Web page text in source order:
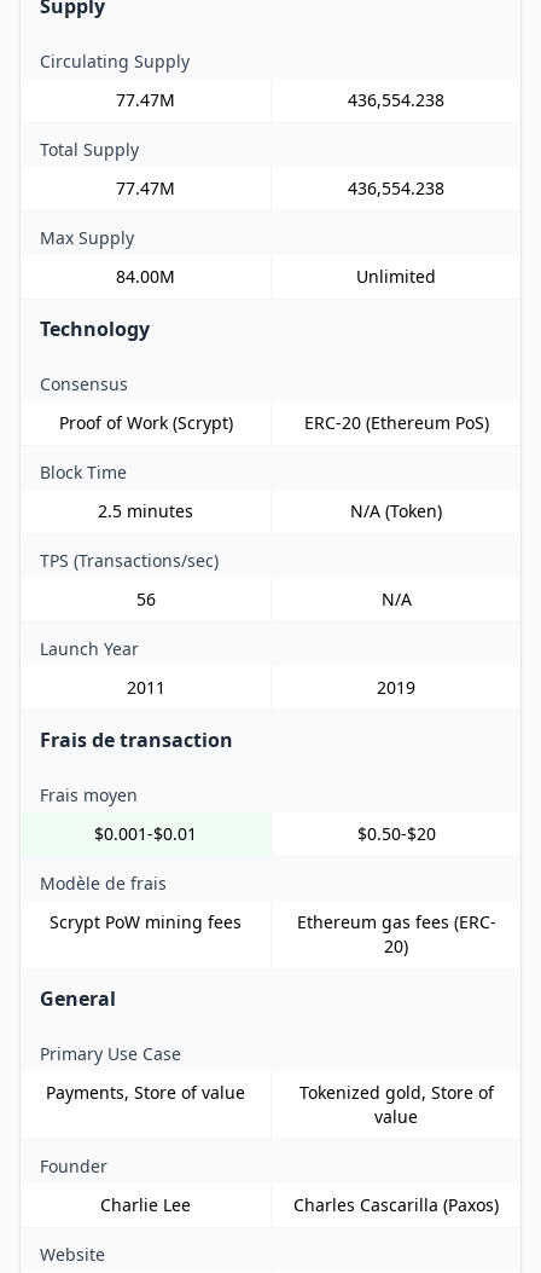
Supply
Circulating Supply
77.47M
436,554.238
Total Supply
77.47M
436,554.238
Max Supply
84.00M
Unlimited
Technology
Consensus
Proof of Work (Scrypt)
ERC-20 (Ethereum PoS)
Block Time
2.5 minutes
N/A (Token)
TPS (Transactions/sec)
56
N/A
Launch Year
2011
2019
Frais de transaction
Frais moyen
$0.001-$0.01
$0.50-$20
Modèle de frais
Scrypt PoW mining fees
Ethereum gas fees (ERC-
20)
General
Primary Use Case
Payments, Store of value
Tokenized gold, Store of
value
Founder
Charlie Lee
Charles Cascarilla (Paxos)
Website